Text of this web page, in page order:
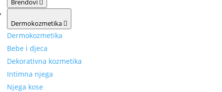
Brendovi
Dermokozmetika
Dermokozmetika
Bebe i djeca
Dekorativna kozmetika
Intimna njega
Njega kose